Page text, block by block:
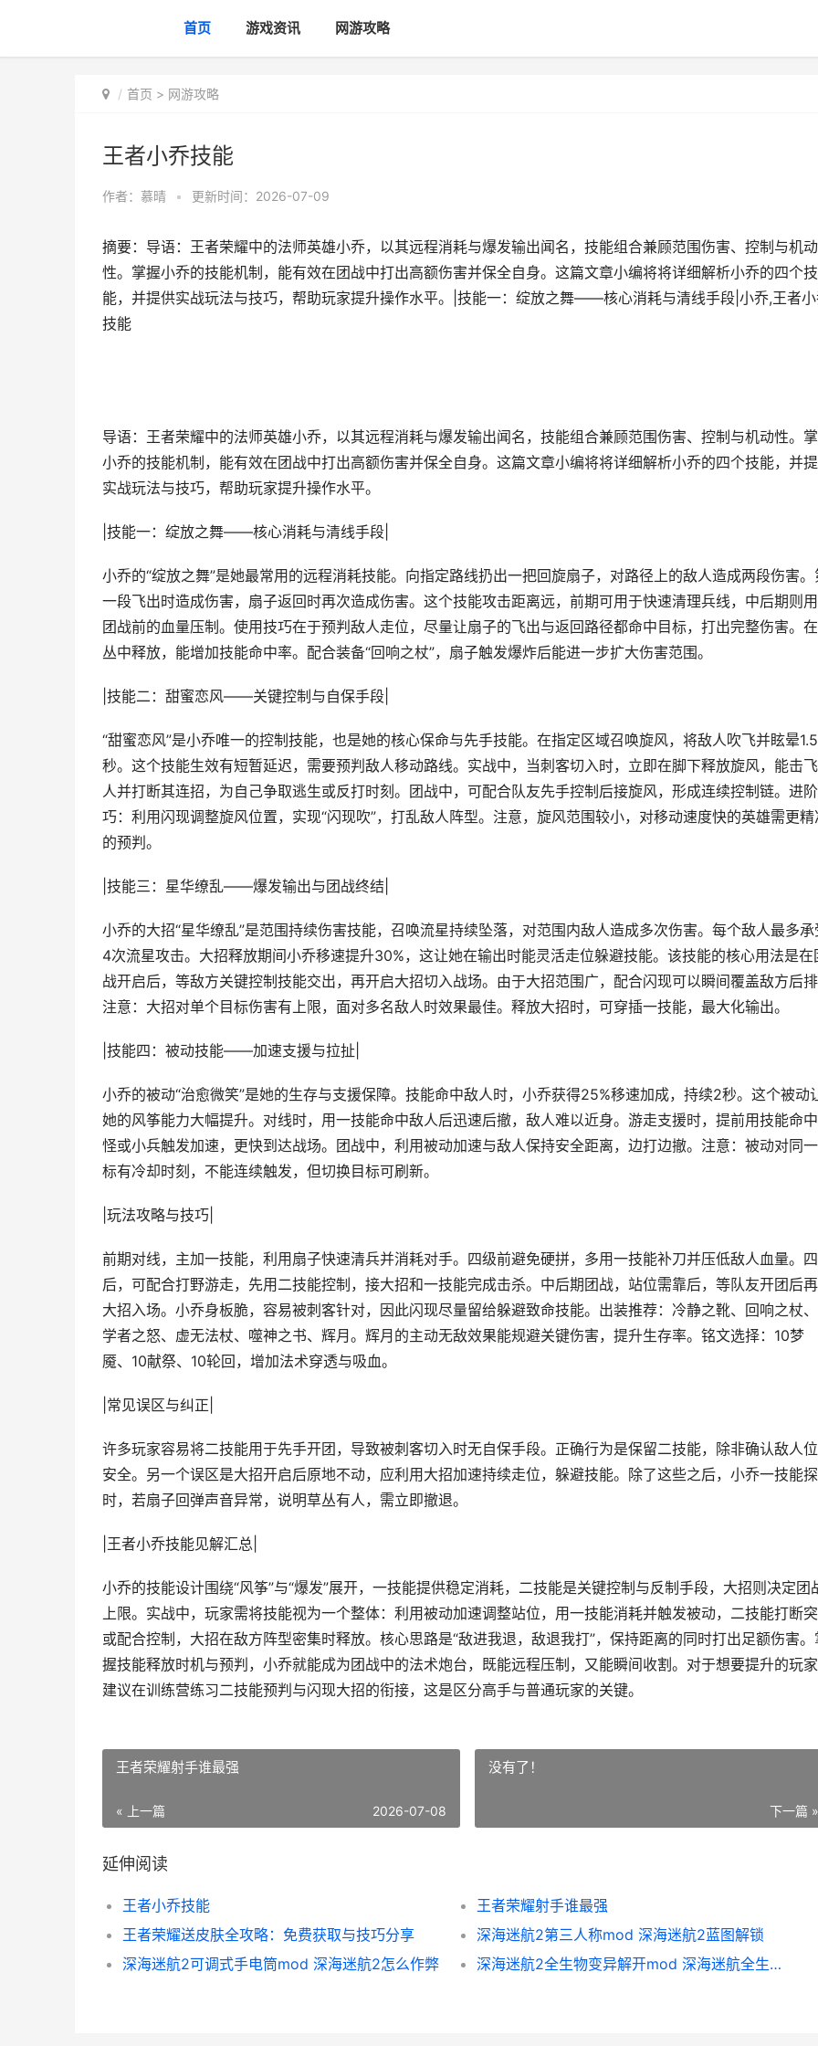
首页 游戏资讯 网游攻略
首页 > 网游攻略
王者小乔技能
作者： 慕晴 • 更新时间：2026-07-09
摘要：导语：王者荣耀中的法师英雄小乔，以其远程消耗与爆发输出闻名，技能组合兼顾范围伤害、控制与机动
性。掌握小乔的技能机制，能有效在团战中打出高额伤害并保全自身。这篇文章小编将将详细解析小乔的四个技
能，并提供实战玩法与技巧，帮助玩家提升操作水平。|技能一：绽放之舞——核心消耗与清线手段|小乔,王者
技能
导语：王者荣耀中的法师英雄小乔，以其远程消耗与爆发输出闻名，技能组合兼顾范围伤害、控制与机动性。
小乔的技能机制，能有效在团战中打出高额伤害并保全自身。这篇文章小编将将详细解析小乔的四个技能，并
实战玩法与技巧，帮助玩家提升操作水平。
|技能一：绽放之舞——核心消耗与清线手段|
小乔的“绽放之舞”是她最常用的远程消耗技能。向指定路线扔出一把回旋扇子，对路径上的敌人造成两段伤害。
一段飞出时造成伤害，扇子返回时再次造成伤害。这个技能攻击距离远，前期可用于快速清理兵线，中后期则
团战前的血量压制。使用技巧在于预判敌人走位，尽量让扇子的飞出与返回路径都命中目标，打出完整伤害。
丛中释放，能增加技能命中率。配合装备“回响之杖”，扇子触发爆炸后能进一步扩大伤害范围。
|技能二：甜蜜恋风——关键控制与自保手段|
“甜蜜恋风”是小乔唯一的控制技能，也是她的核心保命与先手技能。在指定区域召唤旋风，将敌人吹飞并眩晕1.5
秒。这个技能生效有短暂延迟，需要预判敌人移动路线。实战中，当刺客切入时，立即在脚下释放旋风，能击
人并打断其连招，为自己争取逃生或反打时刻。团战中，可配合队友先手控制后接旋风，形成连续控制链。进
巧：利用闪现调整旋风位置，实现“闪现吹”，打乱敌人阵型。注意，旋风范围较小，对移动速度快的英雄需更精
的预判。
|技能三：星华缭乱——爆发输出与团战终结|
小乔的大招“星华缭乱”是范围持续伤害技能，召唤流星持续坠落，对范围内敌人造成多次伤害。每个敌人最多承
4次流星攻击。大招释放期间小乔移速提升30%，这让她在输出时能灵活走位躲避技能。该技能的核心用法是在
战开启后，等敌方关键控制技能交出，再开启大招切入战场。由于大招范围广，配合闪现可以瞬间覆盖敌方后排
注意：大招对单个目标伤害有上限，面对多名敌人时效果最佳。释放大招时，可穿插一技能，最大化输出。
|技能四：被动技能——加速支援与拉扯|
小乔的被动“治愈微笑”是她的生存与支援保障。技能命中敌人时，小乔获得25%移速加成，持续2秒。这个被动
她的风筝能力大幅提升。对线时，用一技能命中敌人后迅速后撤，敌人难以近身。游走支援时，提前用技能命
怪或小兵触发加速，更快到达战场。团战中，利用被动加速与敌人保持安全距离，边打边撤。注意：被动对同
标有冷却时刻，不能连续触发，但切换目标可刷新。
|玩法攻略与技巧|
前期对线，主加一技能，利用扇子快速清兵并消耗对手。四级前避免硬拼，多用一技能补刀并压低敌人血量。
后，可配合打野游走，先用二技能控制，接大招和一技能完成击杀。中后期团战，站位需靠后，等队友开团后
大招入场。小乔身板脆，容易被刺客针对，因此闪现尽量留给躲避致命技能。出装推荐：冷静之靴、回响之杖
学者之怒、虚无法杖、噬神之书、辉月。辉月的主动无敌效果能规避关键伤害，提升生存率。铭文选择：10梦
魇、10献祭、10轮回，增加法术穿透与吸血。
|常见误区与纠正|
许多玩家容易将二技能用于先手开团，导致被刺客切入时无自保手段。正确行为是保留二技能，除非确认敌人
安全。另一个误区是大招开启后原地不动，应利用大招加速持续走位，躲避技能。除了这些之后，小乔一技能
时，若扇子回弹声音异常，说明草丛有人，需立即撤退。
|王者小乔技能见解汇总|
小乔的技能设计围绕“风筝”与“爆发”展开，一技能提供稳定消耗，二技能是关键控制与反制手段，大招则决定团
上限。实战中，玩家需将技能视为一个整体：利用被动加速调整站位，用一技能消耗并触发被动，二技能打断
或配合控制，大招在敌方阵型密集时释放。核心思路是“敌进我退，敌退我打”，保持距离的同时打出足额伤害。
握技能释放时机与预判，小乔就能成为团战中的法术炮台，既能远程压制，又能瞬间收割。对于想要提升的玩家
建议在训练营练习二技能预判与闪现大招的衔接，这是区分高手与普通玩家的关键。
王者荣耀射手谁最强
« 上一篇 2026-07-08
没有了！
下一篇 »
延伸阅读
王者小乔技能
王者荣耀射手谁最强
王者荣耀送皮肤全攻略：免费获取与技巧分享
深海迷航2第三人称mod 深海迷航2蓝图解锁
深海迷航2可调式手电筒mod 深海迷航2怎么作弊
深海迷航2全生物变异解开mod 深海迷航全生物图鉴飞在天上的生物